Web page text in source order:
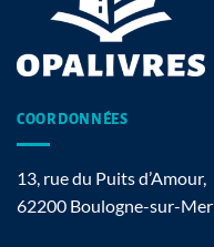
COORDONNÉES
13, rue du Puits d’Amour,
62200 Boulogne-sur-Mer